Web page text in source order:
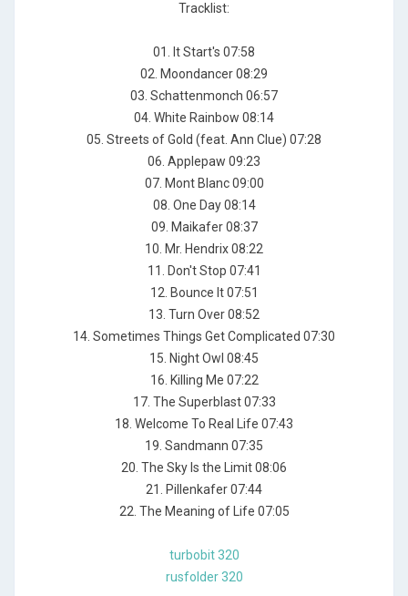
Tracklist:
01. It Start's 07:58
02. Moondancer 08:29
03. Schattenmonch 06:57
04. White Rainbow 08:14
05. Streets of Gold (feat. Ann Clue) 07:28
06. Applepaw 09:23
07. Mont Blanc 09:00
08. One Day 08:14
09. Maikafer 08:37
10. Mr. Hendrix 08:22
11. Don't Stop 07:41
12. Bounce It 07:51
13. Turn Over 08:52
14. Sometimes Things Get Complicated 07:30
15. Night Owl 08:45
16. Killing Me 07:22
17. The Superblast 07:33
18. Welcome To Real Life 07:43
19. Sandmann 07:35
20. The Sky Is the Limit 08:06
21. Pillenkafer 07:44
22. The Meaning of Life 07:05
turbobit 320
rusfolder 320